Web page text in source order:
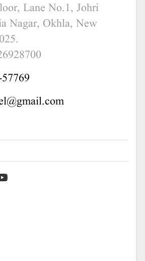
Lane No.1, Johri
Nagar, Okhla, New